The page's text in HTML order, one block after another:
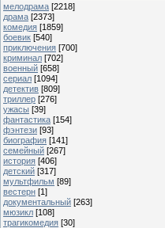
мелодрама [2218]
драма [2373]
комедия [1859]
боевик [540]
приключения [700]
криминал [702]
военный [658]
сериал [1094]
детектив [809]
триллер [276]
ужасы [39]
фантастика [154]
фэнтези [93]
биография [141]
семейный [267]
история [406]
детский [317]
мультфильм [89]
вестерн [1]
документальный [263]
мюзикл [108]
трагикомедия [30]